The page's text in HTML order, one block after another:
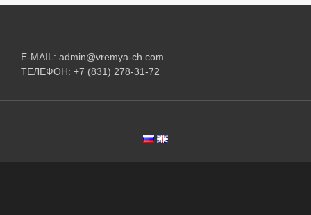
E-MAIL: admin@vremya-ch.com
ТЕЛЕФОН: +7 (831) 278-31-72